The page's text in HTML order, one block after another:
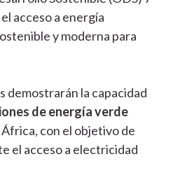
acceso a energía
y moderna para
demostrarán la capacidad
de energía verde
con el objetivo de
el acceso a electricidad